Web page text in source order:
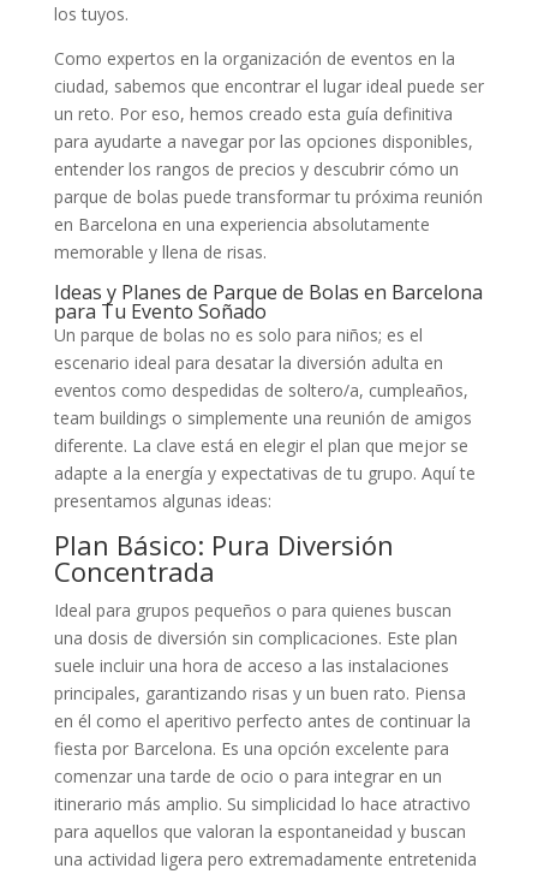
los tuyos.
Como expertos en la organización de eventos en la
ciudad, sabemos que encontrar el lugar ideal puede ser
un reto. Por eso, hemos creado esta guía definitiva
para ayudarte a navegar por las opciones disponibles,
entender los rangos de precios y descubrir cómo un
parque de bolas puede transformar tu próxima reunión
en Barcelona en una experiencia absolutamente
memorable y llena de risas.
Ideas y Planes de Parque de Bolas en Barcelona
para Tu Evento Soñado
Un parque de bolas no es solo para niños; es el
escenario ideal para desatar la diversión adulta en
eventos como despedidas de soltero/a, cumpleaños,
team buildings o simplemente una reunión de amigos
diferente. La clave está en elegir el plan que mejor se
adapte a la energía y expectativas de tu grupo. Aquí te
presentamos algunas ideas:
Plan Básico: Pura Diversión
Concentrada
Ideal para grupos pequeños o para quienes buscan
una dosis de diversión sin complicaciones. Este plan
suele incluir una hora de acceso a las instalaciones
principales, garantizando risas y un buen rato. Piensa
en él como el aperitivo perfecto antes de continuar la
fiesta por Barcelona. Es una opción excelente para
comenzar una tarde de ocio o para integrar en un
itinerario más amplio. Su simplicidad lo hace atractivo
para aquellos que valoran la espontaneidad y buscan
una actividad ligera pero extremadamente entretenida